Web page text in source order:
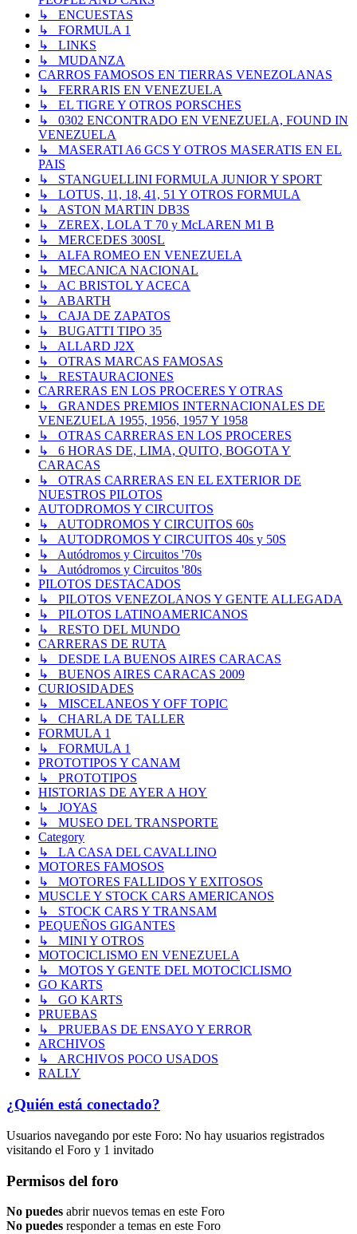
↳ ENCUESTAS
↳ FORMULA 1
↳ LINKS
↳ MUDANZA
CARROS FAMOSOS EN TIERRAS VENEZOLANAS
↳ FERRARIS EN VENEZUELA
↳ EL TIGRE Y OTROS PORSCHES
↳ 0302 ENCONTRADO EN VENEZUELA, FOUND IN
VENEZUELA
↳ MASERATI A6 GCS Y OTROS MASERATIS EN EL
PAIS
↳ STANGUELLINI FORMULA JUNIOR Y SPORT
↳ LOTUS, 11, 18, 41, 51 Y OTROS FORMULA
↳ ASTON MARTIN DB3S
↳ ZEREX, LOLA T 70 y McLAREN M1 B
↳ MERCEDES 300SL
↳ ALFA ROMEO EN VENEZUELA
↳ MECANICA NACIONAL
↳ AC BRISTOL Y ACECA
↳ ABARTH
↳ CAJA DE ZAPATOS
↳ BUGATTI TIPO 35
↳ ALLARD J2X
↳ OTRAS MARCAS FAMOSAS
↳ RESTAURACIONES
CARRERAS EN LOS PROCERES Y OTRAS
↳ GRANDES PREMIOS INTERNACIONALES DE
VENEZUELA 1955, 1956, 1957 Y 1958
↳ OTRAS CARRERAS EN LOS PROCERES
↳ 6 HORAS DE, LIMA, QUITO, BOGOTA Y
CARACAS
↳ OTRAS CARRERAS EN EL EXTERIOR DE
NUESTROS PILOTOS
AUTODROMOS Y CIRCUITOS
↳ AUTODROMOS Y CIRCUITOS 60s
↳ AUTODROMOS Y CIRCUITOS 40s y 50S
↳ Autódromos y Circuitos '70s
↳ Autódromos y Circuitos '80s
PILOTOS DESTACADOS
↳ PILOTOS VENEZOLANOS Y GENTE ALLEGADA
↳ PILOTOS LATINOAMERICANOS
↳ RESTO DEL MUNDO
CARRERAS DE RUTA
↳ DESDE LA BUENOS AIRES CARACAS
↳ BUENOS AIRES CARACAS 2009
CURIOSIDADES
↳ MISCELANEOS Y OFF TOPIC
↳ CHARLA DE TALLER
FORMULA 1
↳ FORMULA 1
PROTOTIPOS Y CANAM
↳ PROTOTIPOS
HISTORIAS DE AYER A HOY
↳ JOYAS
↳ MUSEO DEL TRANSPORTE
Category
↳ LA CASA DEL CAVALLINO
MOTORES FAMOSOS
↳ MOTORES FALLIDOS Y EXITOSOS
MUSCLE Y STOCK CARS AMERICANOS
↳ STOCK CARS Y TRANSAM
PEQUEÑOS GIGANTES
↳ MINI Y OTROS
MOTOCICLISMO EN VENEZUELA
↳ MOTOS Y GENTE DEL MOTOCICLISMO
GO KARTS
↳ GO KARTS
PRUEBAS
↳ PRUEBAS DE ENSAYO Y ERROR
ARCHIVOS
↳ ARCHIVOS POCO USADOS
RALLY
¿Quién está conectado?
Usuarios navegando por este Foro: No hay usuarios registrados
visitando el Foro y 1 invitado
Permisos del foro
No puedes abrir nuevos temas en este Foro
No puedes responder a temas en este Foro